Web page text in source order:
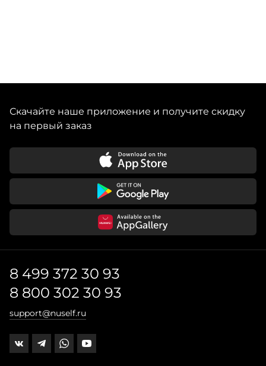
Скачайте наше приложение и получите скидку
на первый заказ
8 499 372 30 93
8 800 302 30 93
support@nuself.ru